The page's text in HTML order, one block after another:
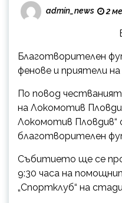
admin_news 2
Благотворителен
фенове и приятели
По повод
на Локомотив
Локомотив Пловдив“
благотворителен
Събитието ще се
9:30 часа на
„Спортклуб“ на